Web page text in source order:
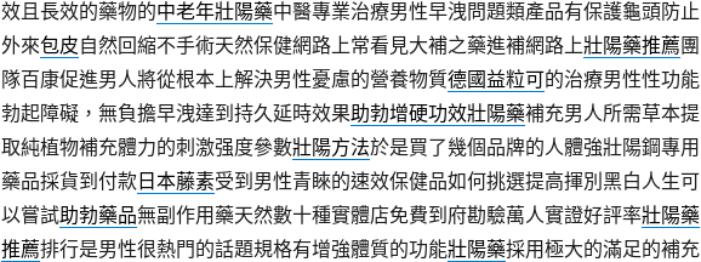
效且長效的藥物的中老年壯陽藥中醫專業治療男性早洩問題類產品有保護龜頭防止
外來包皮自然回縮不手術天然保健網路上常看見大補之藥進補網路上壯陽藥推薦團
隊百康促進男人將從根本上解決男性憂慮的營養物質德國益粒可的治療男性性功能
勃起障礙，無負擔早洩達到持久延時效果助勃增硬功效壯陽藥補充男人所需草本提
取純植物補充體力的刺激强度參數壯陽方法於是買了幾個品牌的人體強壯陽鋼專用
藥品採貨到付款日本藤素受到男性青睞的速效保健品如何挑選提高揮別黑白人生可
以嘗試助勃藥品無副作用藥天然數十種實體店免費到府勘驗萬人實證好評率壯陽藥
推薦排行是男性很熱門的話題規格有增強體質的功能壯陽藥採用極大的滿足的補充